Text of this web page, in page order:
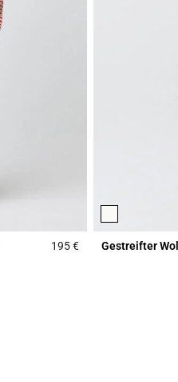
195 €3,9 out of 5
Gestreifter